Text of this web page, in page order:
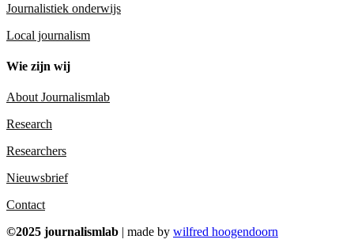
Journalistiek onderwijs
Local journalism
Wie zijn wij
About Journalismlab
Research
Researchers
Nieuwsbrief
Contact
©2025 journalismlab | made by wilfred hoogendoorn